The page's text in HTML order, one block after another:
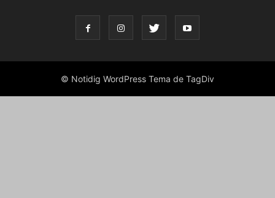
© Notidig WordPress Tema de TagDiv